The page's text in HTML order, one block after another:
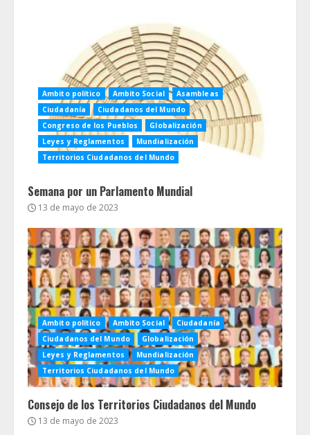
Ambito político Ambito Social
Asambleas
Ciudadanía
Ciudadanos del Mundo
Congreso de los Pueblos
Globalización
Leyes y Reglamentos
Mundialización
Territorios Ciudadanos del Mundo
Semana por un Parlamento Mundial
13 de mayo de 2023
Ambito político Ambito Social
Ciudadanía
Ciudadanos del Mundo
Globalización
Leyes y Reglamentos
Mundialización
Territorios Ciudadanos del Mundo
Consejo de los Territorios Ciudadanos del Mundo
13 de mayo de 2023